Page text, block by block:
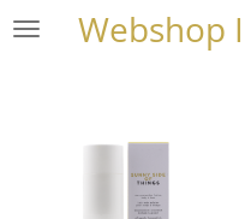
Ga
hoofdinhoud
Webshop